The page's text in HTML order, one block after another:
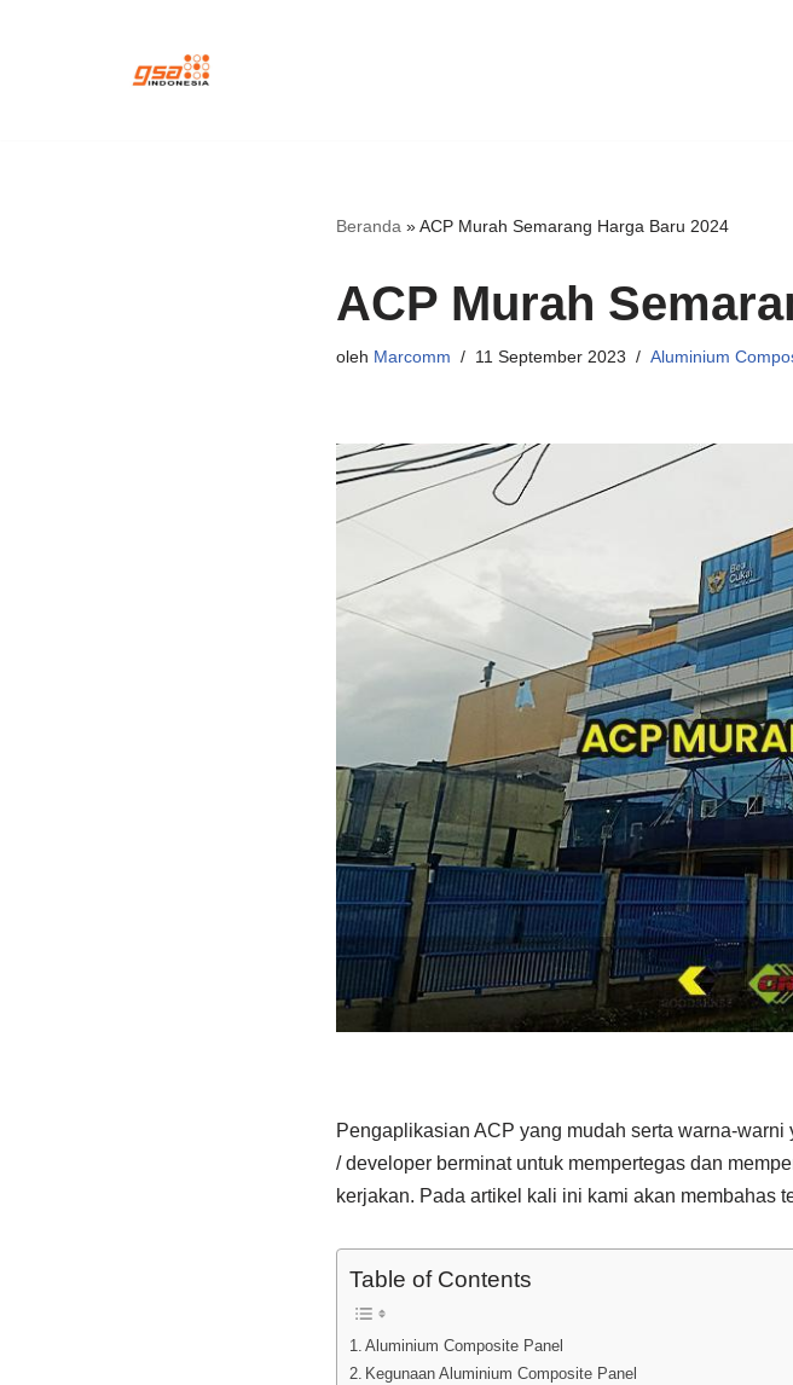
Beranda »ACP Murah Semarang Harga Baru 2024
ACP Murah
oleh Marcomm 11 September 2023 Aluminium
Pengaplikasian ACP yang mudah serta warna-
/ developer berminat untuk mempertegas dan
kerjakan. Pada artikel kali ini kami akan membahas
Table of Contents
Aluminium Composite Panel
Kegunaan Aluminium Composite Panel